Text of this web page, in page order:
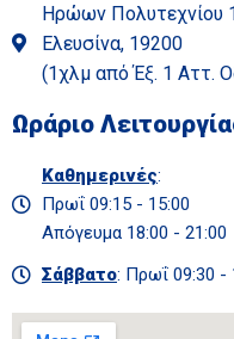
Ηρώων Πολυτεχνίου
Ελευσίνα, 19200
(1χλμ από Έξ. 1 Αττ.
Ωράριο
Καθημερινές:
Πρωΐ 09:15 - 15:00
Απόγευμα 18:00 - 21:00
Σάββατο: Πρωΐ 09:30 -